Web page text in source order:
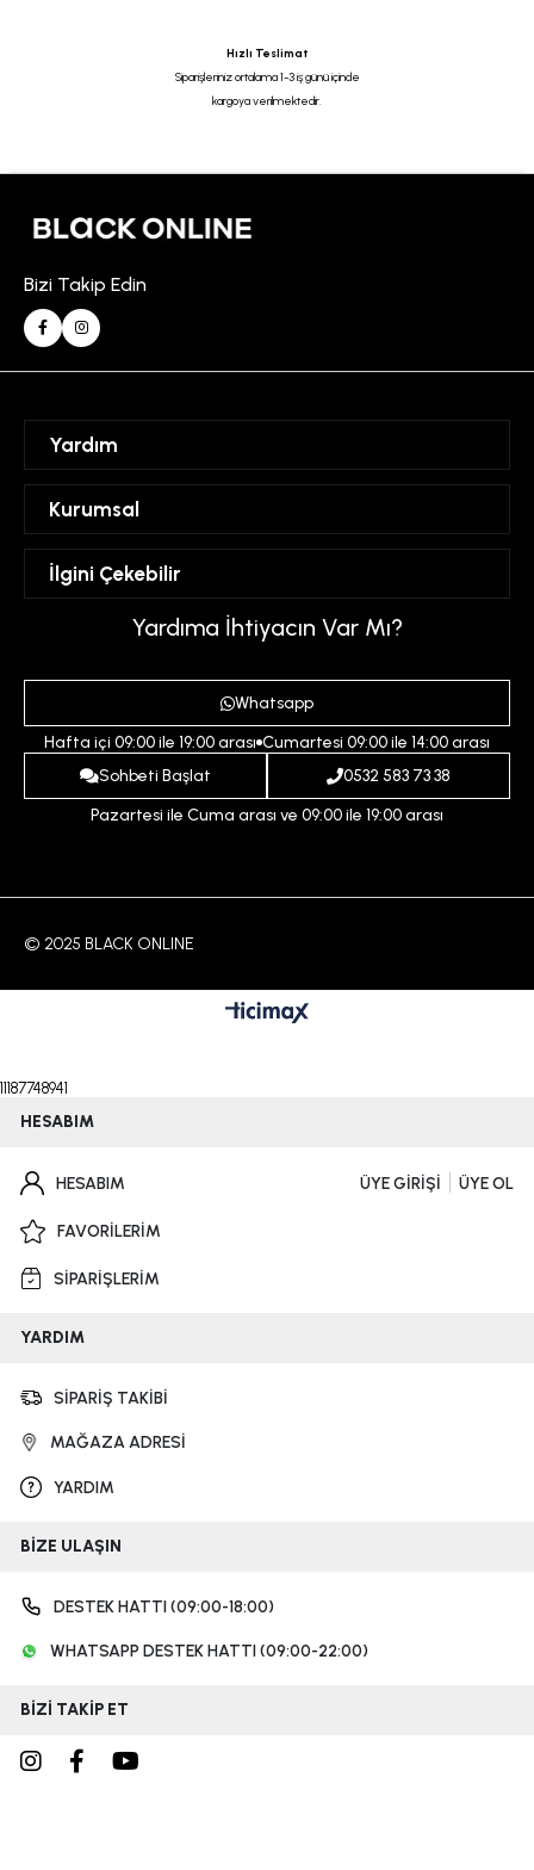
Hızlı Teslimat
Siparişleriniz ortalama 1-3 iş günü içinde
kargoya verilmektedir.
Bizi Takip Edin
Yardım
Hesabım
Favorilerim
Kurumsal
Mesafeli Satış Sözleşmesi
Üyelik Sözleşmesi
Ödeme ve Teslimat Koşulları
İptal ve İade Koşulları
İlgini Çekebilir
İndirim
Yardıma İhtiyacın Var Mı?
Whatsapp
Hafta içi 09:00 ile 19:00 arası Cumartesi 09:00 ile 14:00 arası
Sohbeti Başlat
0532 583 73 38
Pazartesi ile Cuma arası ve 09:00 ile 19:00 arası
© 2025 BLACK ONLINE
11187748941
HESABIM
HESABIM ÜYE GİRİŞİ ÜYE OL
FAVORİLERİM
SİPARİŞLERİM
YARDIM
SİPARİŞ TAKİBİ
MAĞAZA ADRESİ
YARDIM
BİZE ULAŞIN
DESTEK HATTI (09:00-18:00)
WHATSAPP DESTEK HATTI (09:00-22:00)
BİZİ TAKİP ET